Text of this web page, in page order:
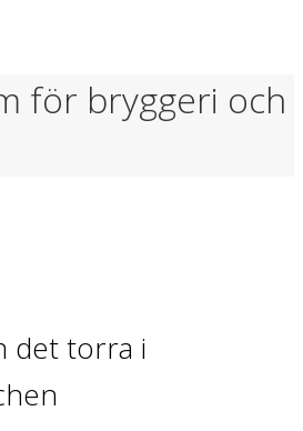
för bryggeri och
det torra i